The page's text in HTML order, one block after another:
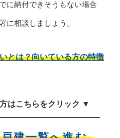
に納付できそうもない場合
に相談しましょう。
とは？向いている方の特徴
はこちらをクリック ▼